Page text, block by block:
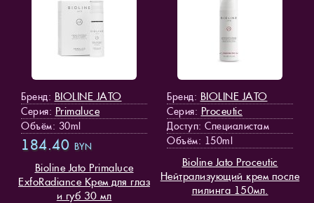
Бренд: BIOLINE JATO
Серия: Primaluce
Объём: 30ml
184.40 BYN
Bioline Jato Primaluce
ExfoRadiance Крем для глаз
и губ 30 мл
Бренд: BIOLINE JATO
Серия: Proceutic
Доступ: Специалистам
Объём: 150ml
Bioline Jato Proceutic
Нейтрализующий крем после
пилинга 150мл.